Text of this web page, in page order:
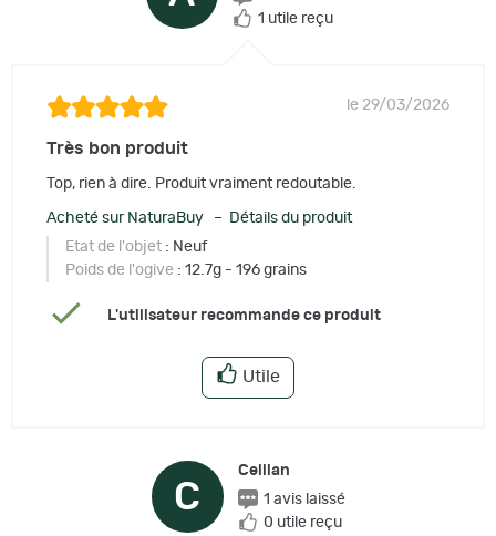
1 utile reçu
le 29/03/2026
Très bon produit
Top, rien à dire. Produit vraiment redoutable.
Acheté sur NaturaBuy – Détails du produit
Etat de l'objet : Neuf
Poids de l'ogive : 12.7g - 196 grains
L'utilisateur recommande ce produit
Utile
C
Cellian
1 avis laissé
0 utile reçu